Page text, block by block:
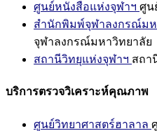
ศูนย์หนังสือแห่งจุฬาฯ ศูน
สำนักพิมพ์จุฬาลงกรณ์มห
จุฬาลงกรณ์มหาวิทยาลัย
สถานีวิทยุแห่งจุฬาฯ สถา
บริการตรวจวิเคราะห์คุณภาพ
ศูนย์วิทยาศาสตร์ฮาลาล